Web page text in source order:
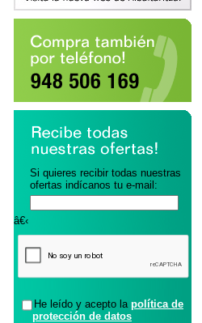
Si quieres recibir todas nuestras
ofertas indícanos tu e-mail:
â€‹
He leído y acepto la política de
protección de datos